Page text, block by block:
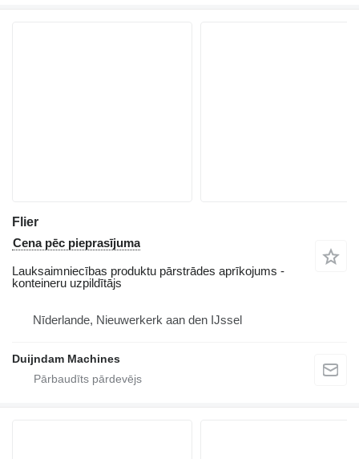
Flier
Cena pēc pieprasījuma
Lauksaimniecības produktu pārstrādes aprīkojums -
konteineru uzpildītājs
Nīderlande, Nieuwerkerk aan den IJssel
Duijndam Machines